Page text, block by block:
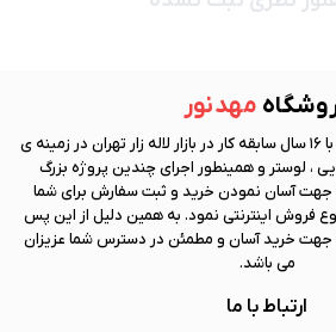
مهد نور
با 16 سال سابقه کار در بازار لاله زار تهران در زمینه ی
، لوستر و همینطور اجرای چندین پروژه بزرگ
، در سال 1402 به جهت آسان نمودن خرید و ثبت سفارش برای شما
فروش اینترنتی نمود. به همین دلیل از این پس
جهت خرید آسان و مطمئن در دسترس شما عزیزان
می باشد.
ارتباط با ما